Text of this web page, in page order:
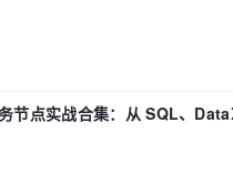
点实战合集：从 SQL、